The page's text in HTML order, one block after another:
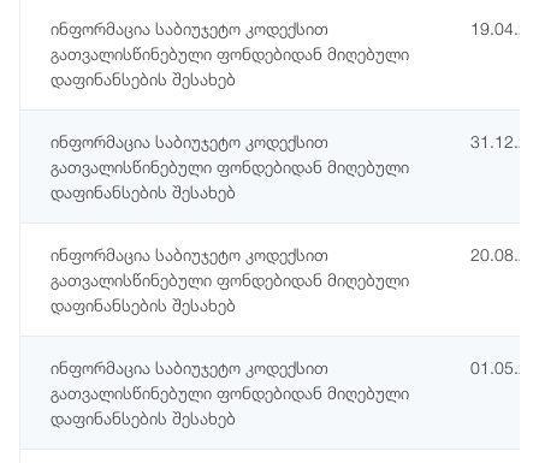
ინფორმაცია საბიუჯეტო კოდექსით
გათვალისწინებული ფონდებიდან მიღებული
დაფინანსების შესახებ
ინფორმაცია საბიუჯეტო კოდექსით
გათვალისწინებული ფონდებიდან მიღებული
დაფინანსების შესახებ
ინფორმაცია საბიუჯეტო კოდექსით
გათვალისწინებული ფონდებიდან მიღებული
დაფინანსების შესახებ
ინფორმაცია საბიუჯეტო კოდექსით
გათვალისწინებული ფონდებიდან მიღებული
დაფინანსების შესახებ